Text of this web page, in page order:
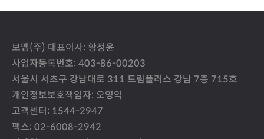
보맵(주) 대표이사: 황정윤
사업자등록번호: 403-86-00203
서울시 서초구 강남대로 311 드림플러스 강남 7층 715호
개인정보보호책임자: 오영익
고객센터: 1544-2947
팩스: 02-6008-2942